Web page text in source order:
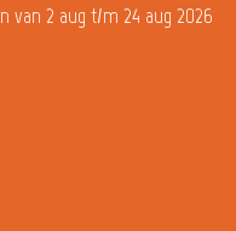
van 2 aug t/m 24 aug 2026